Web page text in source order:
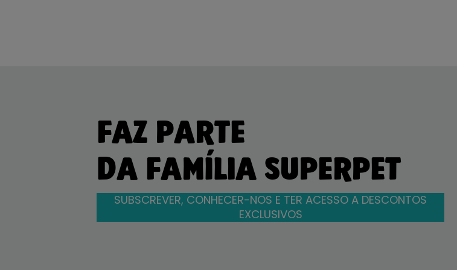
FAZ PARTE
DA FAMÍLIA SUPERPET
SUBSCREVER, CONHECER-NOS E TER ACESSO A DESCONTOS
EXCLUSIVOS